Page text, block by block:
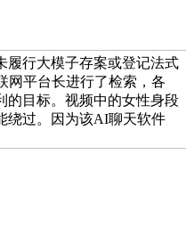
履行大模子存案或登记法式
网平台长进行了检索，各
的目标。视频中的女性身段
绕过。因为该AI聊天软件